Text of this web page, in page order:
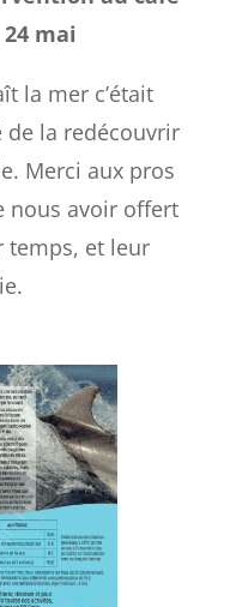
mai
la mer c’était
la redécouvrir
Merci aux pros
nous avoir offert
temps, et leur